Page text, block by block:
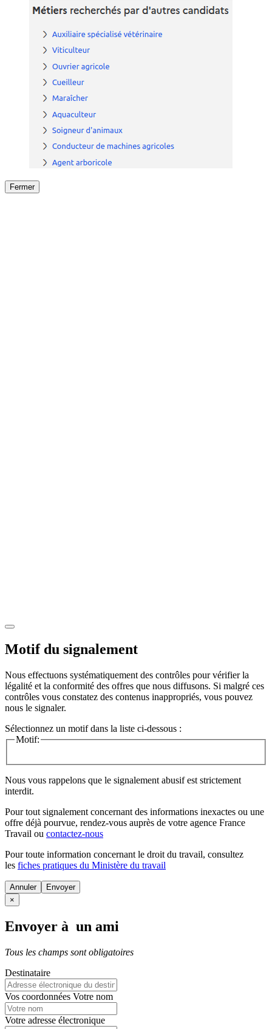
Fermer
Motif du signalement
Nous effectuons systématiquement des contrôles pour vérifier la
légalité et la conformité des offres que nous diffusons. Si malgré ces
contrôles vous constatez des contenus inappropriés, vous pouvez
nous le signaler.
Sélectionnez un motif dans la liste ci-dessous :
Motif:
Nous vous rappelons que le signalement abusif est strictement
interdit.
Pour tout signalement concernant des informations inexactes ou une
offre déjà pourvue, rendez-vous auprès de votre agence France
Travail ou contactez-nous
Pour toute information concernant le droit du travail, consultez
les fiches pratiques du Ministère du travail
Annuler
×
Envoyer à un ami
Tous les champs sont obligatoires
Destinataire
Vos coordonnées Votre nom
Votre adresse électronique